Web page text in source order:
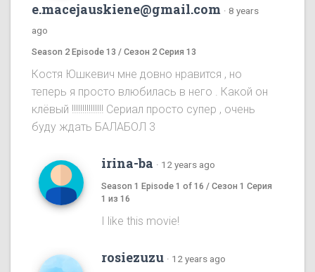
e.macejauskiene@gmail.com · 8 years
ago
Season 2 Episode 13 / Сезон 2 Серия 13
Костя Юшкевич мне довно нравится , но
теперь я просто влюбилась в него . Какой он
клёвый !!!!!!!!!!!!!!! Сериал просто супер , очень
буду ждать БАЛАБОЛ 3
irina-ba · 12 years ago
Season 1 Episode 1 of 16 / Сезон 1 Серия
1 из 16
I like this movie!
rosiezuzu · 12 years ago